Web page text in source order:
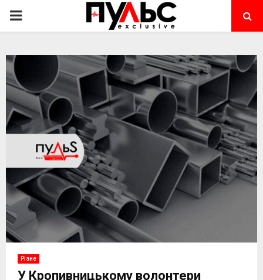
PRIMARY
Різне
У Кропивницькому волонтери